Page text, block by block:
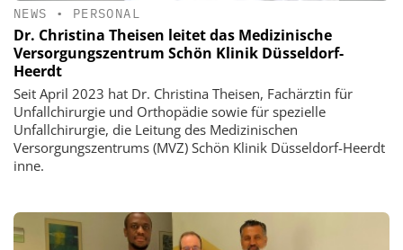
NEWS • PERSONAL
Dr. Christina Theisen leitet das Medizinische
Versorgungszentrum Schön Klinik Düsseldorf-
Heerdt
Seit April 2023 hat Dr. Christina Theisen, Fachärztin für
Unfallchirurgie und Orthopädie sowie für spezielle
Unfallchirurgie, die Leitung des Medizinischen
Versorgungszentrums (MVZ) Schön Klinik Düsseldorf-Heerdt
inne.